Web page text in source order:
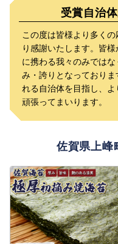
受賞自治
この度は皆様より多く
り感謝いたします。皆
に携わる我々のみでは
み・誇りとなっており
れる自治体を目指し、
頑張ってまいります。
佐賀県上峰